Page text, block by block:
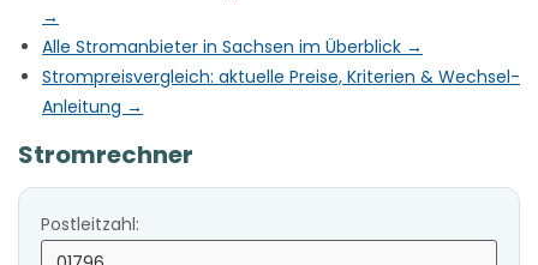
→
Alle Stromanbieter in Sachsen im Überblick →
Strompreisvergleich: aktuelle Preise, Kriterien & Wechsel-
Anleitung →
Stromrechner
Postleitzahl: